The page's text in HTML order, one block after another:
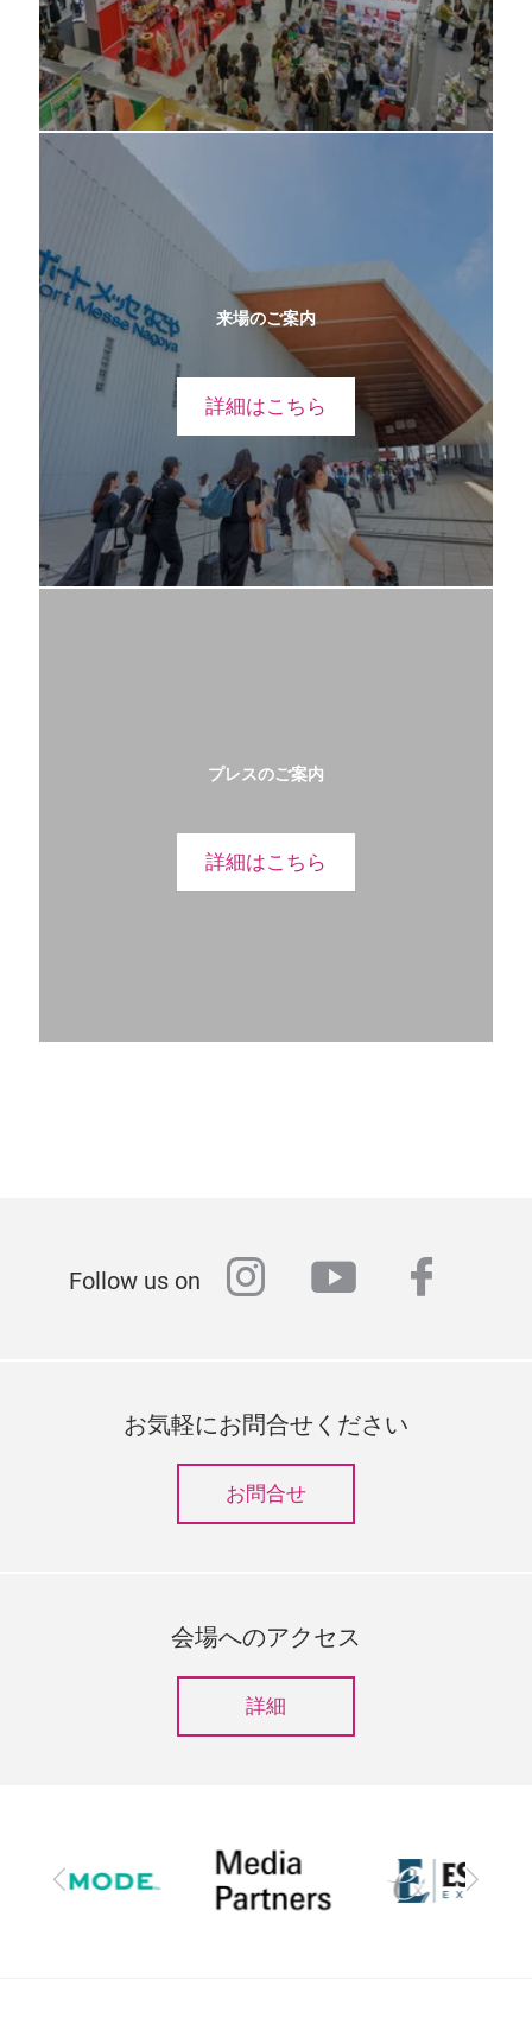
来場のご案内
詳細はこちら
プレスのご案内
詳細はこちら
Follow us on instagram
youtube
お気軽にお問合せください
お問合せ
会場へのアクセス
詳細
前
次
へ